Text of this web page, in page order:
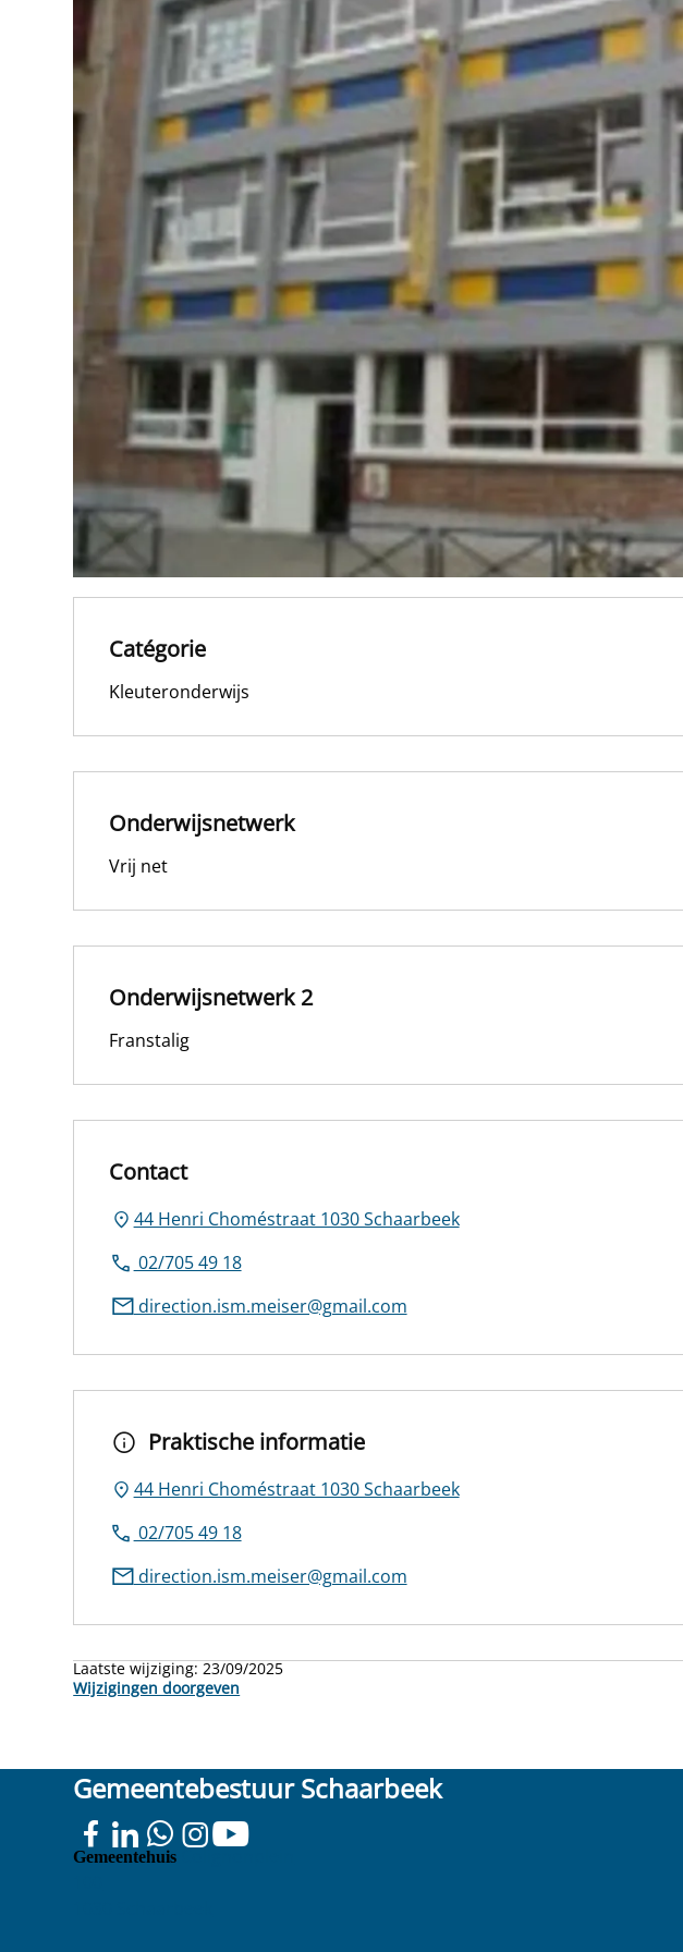
Catégorie
Kleuteronderwijs
Onderwijsnetwerk
Vrij net
Onderwijsnetwerk 2
Franstalig
Contact
44 Henri Choméstraat 1030 Schaarbeek
02/705 49 18
direction.ism.meiser@gmail.com
Praktische informatie
44 Henri Choméstraat 1030 Schaarbeek
02/705 49 18
direction.ism.meiser@gmail.com
Laatste wijziging:23/09/2025
Wijzigingen doorgeven
Gemeentebestuur Schaarbeek
Gemeentehuis